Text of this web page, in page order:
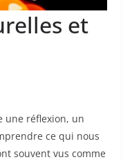
et
une réflexion, un
ce qui nous
souvent vus comme